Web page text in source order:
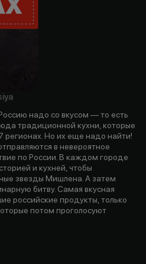
надо со вкусом — то есть
традиционной кухни, которые
регионах. Но их еще надо найти!
в невероятное
по России. В каждом городе
и кухней, чтобы
звезды Мишлена. А затем
битву. Самая вкусная
российские продукты, только
потом проголосуют